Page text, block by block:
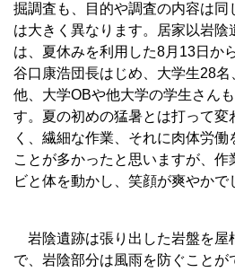
掘調査も、目的や調査の内容は同
は大きく異なります。居家以岩陰
は、夏休みを利用した8月13日か
谷口康浩団長はじめ、大学生28
他、大学OBや他大学の学生さん
す。夏の初めの猛暑とは打って変
く、繊細な作業、それに肉体労
ことが多かったと思いますが、作
ビと体を動かし、笑顔が爽やかで
岩陰遺跡は張り出した岩盤を屋
で、岩陰部分は風雨を防ぐことが